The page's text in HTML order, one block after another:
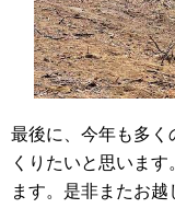
最後に、今年も多く
くりたいと思いま
ます。是非またお越